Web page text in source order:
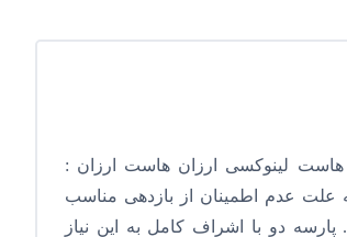
لینوکسی ارزان هاست ارزان :
علت عدم اطمینان از بازدهی مناسب
دو با اشراف کامل به این نیاز